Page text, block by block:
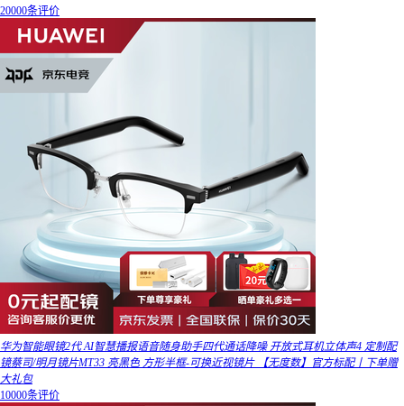
20000条评价
华为智能眼镜2代 AI智慧播报语音随身助手四代通话降噪 开放式耳机立体声4 定制配
镜蔡司/明月镜片MT33 亮黑色 方形半框-可换近视镜片 【无度数】官方标配丨下单赠
大礼包
10000条评价